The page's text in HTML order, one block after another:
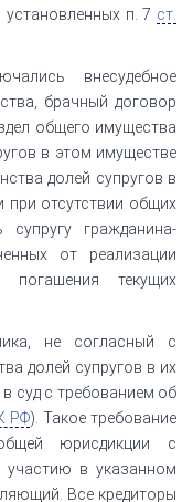
установленных п. 7 ст.
внесудебное
брачный договор
общего имущества
в этом имуществе
долей супругов в
при отсутствии общих
супругу гражданина-
от реализации
текущих
не согласный с
долей супругов в их
суд с требованием об
РФ). Такое требование
юрисдикции с
участию в указанном
Все кредиторы